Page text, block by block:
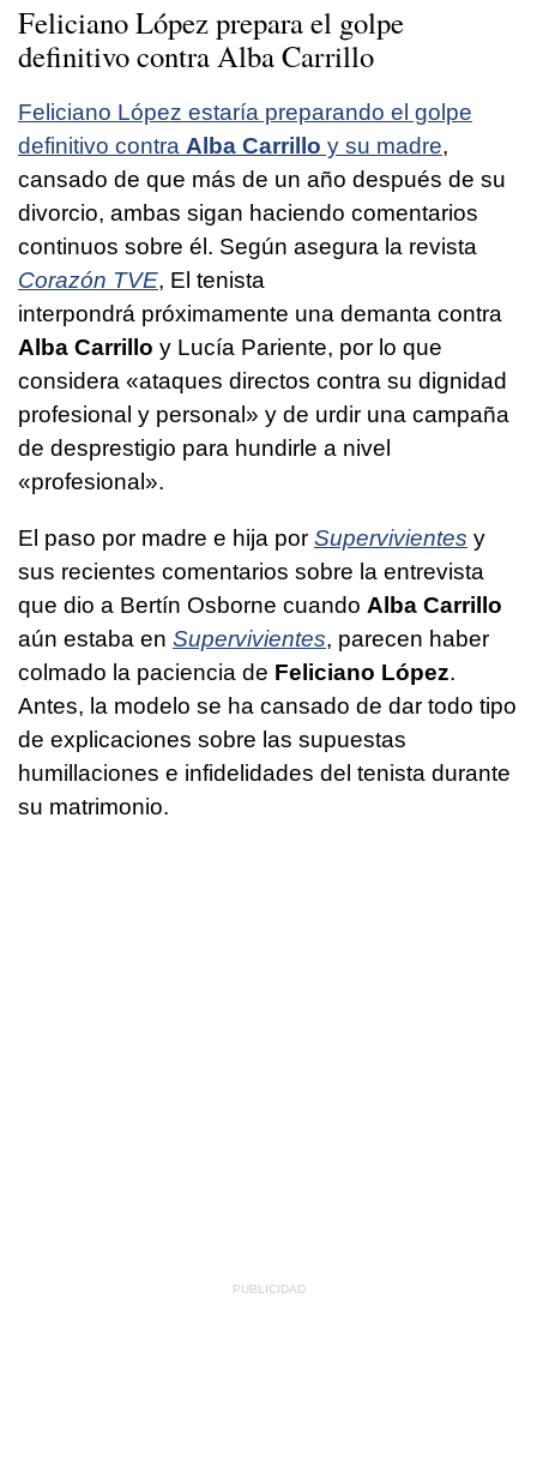
Feliciano López prepara el golpe
definitivo contra Alba Carrillo
Feliciano López estaría preparando el golpe
definitivo contra Alba Carrillo y su madre,
cansado de que más de un año después de su
divorcio, ambas sigan haciendo comentarios
continuos sobre él. Según asegura la revista
Corazón TVE, El tenista
interpondrá próximamente una demanta contra
Alba Carrillo y Lucía Pariente, por lo que
considera «ataques directos contra su dignidad
profesional y personal» y de urdir una campaña
de desprestigio para hundirle a nivel
«profesional».
El paso por madre e hija por Supervivientes y
sus recientes comentarios sobre la entrevista
que dio a Bertín Osborne cuando Alba Carrillo
aún estaba en Supervivientes, parecen haber
colmado la paciencia de Feliciano López.
Antes, la modelo se ha cansado de dar todo tipo
de explicaciones sobre las supuestas
humillaciones e infidelidades del tenista durante
su matrimonio.